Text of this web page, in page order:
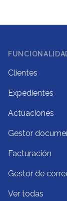
Clientes
Expedientes
Actuaciones
Gestor
Facturación
Gestor de
Ver todas